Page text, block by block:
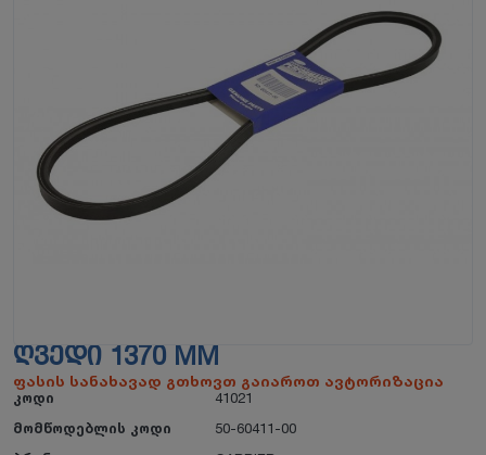
ᲦᲕᲔᲓᲘ 1370 MM
ფასის სანახავად გთხოვთ გაიაროთ ავტორიზაცია
კოდი
41021
მომწოდებლის კოდი
50-60411-00